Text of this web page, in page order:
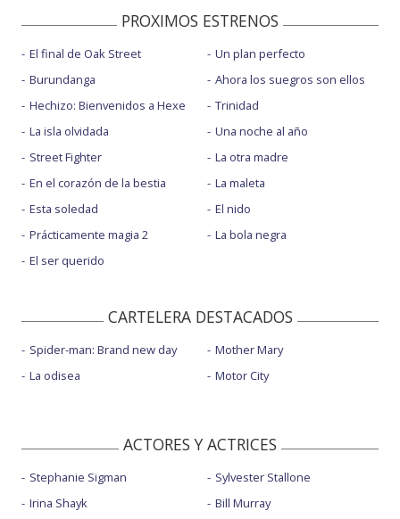
PROXIMOS ESTRENOS
El final de Oak Street
Burundanga
Hechizo: Bienvenidos a Hexe
La isla olvidada
Street Fighter
En el corazón de la bestia
Esta soledad
Prácticamente magia 2
El ser querido
Un plan perfecto
Ahora los suegros son ellos
Trinidad
Una noche al año
La otra madre
La maleta
El nido
La bola negra
CARTELERA DESTACADOS
Spider-man: Brand new day
La odisea
Mother Mary
Motor City
ACTORES Y ACTRICES
Stephanie Sigman
Irina Shayk
Sylvester Stallone
Bill Murray